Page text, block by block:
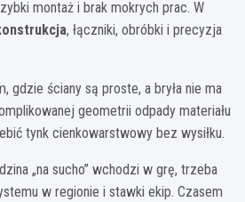
montaż i brak mokrych prac. W
, łączniki, obróbki i precyzja
gdzie ściany są proste, a bryła nie ma
geometrii odpady materiału
tynk cienkowarstwowy bez wysiłku.
„na sucho” wchodzi w grę, trzeba
w regionie i stawki ekip. Czasem